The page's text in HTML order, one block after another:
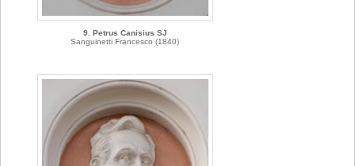
9. Petrus Canisius SJ
Sanguinetti Francesco (1840)